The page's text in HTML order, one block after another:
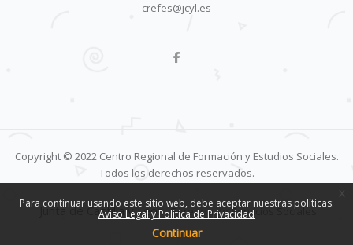
Para continuar usando este sitio web, debe aceptar nuestras políticas:
Aviso Legal y Política de Privacidad
Continuar
crefes@jcyl.es
Copyright © 2022 Centro Regional de Formación y Estudios Sociales.
Todos los derechos reservados.
Junta de Castilla y León. Gerencia de Servicios Sociales